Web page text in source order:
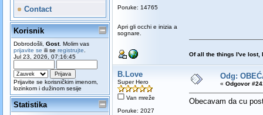
Contact
Korisnik
Dobrodošli, Gost. Molim vas
prijavite se ili se registrujte
Jul 23, 2026, 07:16:45
Prijavite se korisničkim imenom,
lozinkom i dužinom sesije
Statistika
Poruke: 14765
Apri gli occhi e inizia a
sognare.
Of all the things I've lost,
B.Love
Super Hero
Van mreže
Poruke: 2027
Odg:
« Odgovor
Obecavam da cu